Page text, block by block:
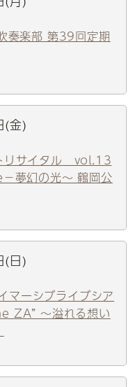
奏楽部 第39回定期
金)
リサイタル vol.13
夢幻の光～ 鶴岡公
日)
ーシブライブシア
ZA” 〜溢れる想い